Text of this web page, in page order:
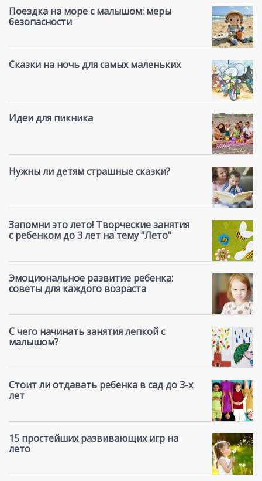
Поездка на море с малышом: меры
безопасности
Сказки на ночь для самых маленьких
Идеи для пикника
Нужны ли детям страшные сказки?
Запомни это лето! Творческие занятия
с ребенком до 3 лет на тему "Лето"
Эмоциональное развитие ребенка:
советы для каждого возраста
С чего начинать занятия лепкой с
малышом?
Стоит ли отдавать ребенка в сад до 3-х
лет
15 простейших развивающих игр на
лето